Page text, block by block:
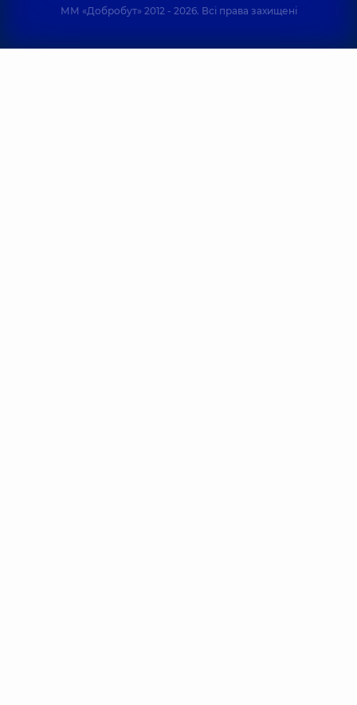
ММ «Добробут» 2012 - 2026. Всі права захищені